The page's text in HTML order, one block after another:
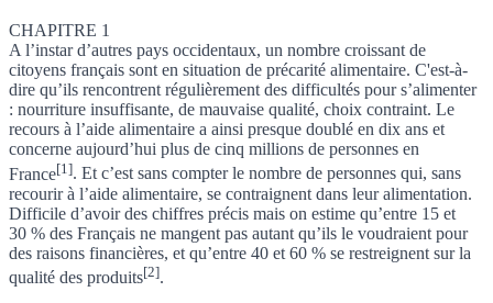
CHAPITRE 1
A l’instar d’autres pays occidentaux, un nombre croissant de
citoyens français sont en situation de précarité alimentaire. C'est-à-
dire qu’ils rencontrent régulièrement des difficultés pour s’alimenter
: nourriture insuffisante, de mauvaise qualité, choix contraint. Le
recours à l’aide alimentaire a ainsi presque doublé en dix ans et
concerne aujourd’hui plus de cinq millions de personnes en
France[1]. Et c’est sans compter le nombre de personnes qui, sans
recourir à l’aide alimentaire, se contraignent dans leur alimentation.
Difficile d’avoir des chiffres précis mais on estime qu’entre 15 et
30 % des Français ne mangent pas autant qu’ils le voudraient pour
des raisons financières, et qu’entre 40 et 60 % se restreignent sur la
qualité des produits[2].